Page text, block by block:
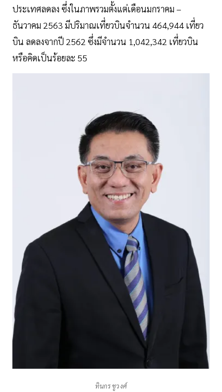
ประเทศลดลง ซึ่งในภาพรวมตั้งแต่เดือนมกราคม –
ธันวาคม 2563 มีปริมาณเที่ยวบินจำนวน 464,944 เที่ยว
บิน ลดลงจากปี 2562 ซึ่งมีจำนวน 1,042,342 เที่ยวบิน
หรือคิดเป็นร้อยละ 55
ทินกร ชูวงศ์